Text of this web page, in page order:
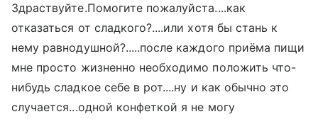
Здраствуйте.Помогите пожалуйста....как
отказаться от сладкого?....или хотя бы стань к
нему равнодушной?.....после каждого приёма пищи
мне просто жизненно необходимо положить что-
нибудь сладкое себе в рот....ну и как обычно это
случается...одной конфеткой я не могу